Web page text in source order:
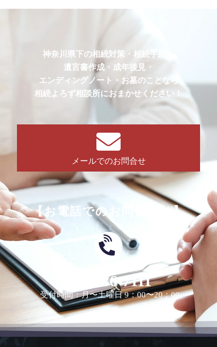
神奈川県下の相続対策・相続手続・
遺言書作成・成年後見・
エンディングノート・お墓のことなら
相続よろず相談所におまかせください！
メールでのお問合せ
【お電話でのお問合せは】
0463-36-7111
受付時間：月〜土曜日 9：00〜20：00